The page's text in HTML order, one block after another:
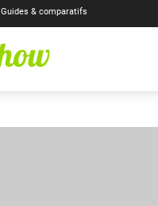
Guides & comparatifs